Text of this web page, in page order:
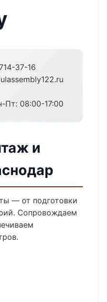
37-16
Пт: 08:00-17:00
и
— от подготовки
Сопровождаем